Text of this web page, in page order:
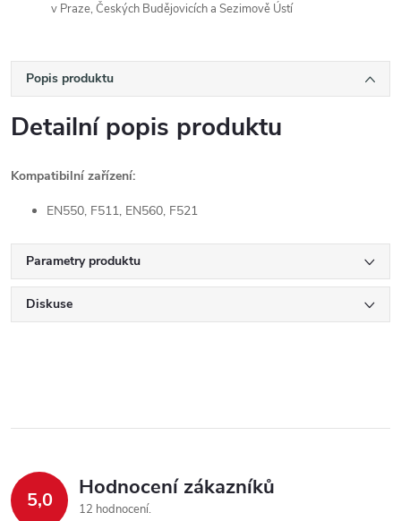
v Praze, Českých Budějovicích a Sezimově Ústí
Popis produktu
Detailní popis produktu
Kompatibilní zařízení:
EN550, F511, EN560, F521
Parametry produktu
Diskuse
5,0 Hodnocení zákazníků
12 hodnocení